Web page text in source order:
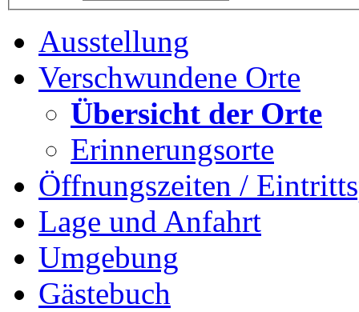
Ausstellung
Verschwundene Orte
Übersicht der Orte
Erinnerungsorte
Öffnungszeiten /
Lage und Anfahrt
Umgebung
Gästebuch